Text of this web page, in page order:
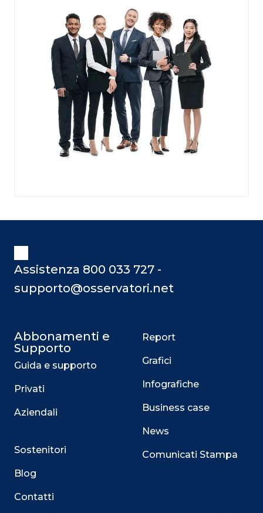
Assistenza 800 033 727 -
supporto@osservatori.net
Abbonamenti e
Supporto
Guida e supporto
Privati
Aziendali
Sostenitori
Blog
Contatti
Report
Grafici
Infografiche
Business case
News
Comunicati Stampa